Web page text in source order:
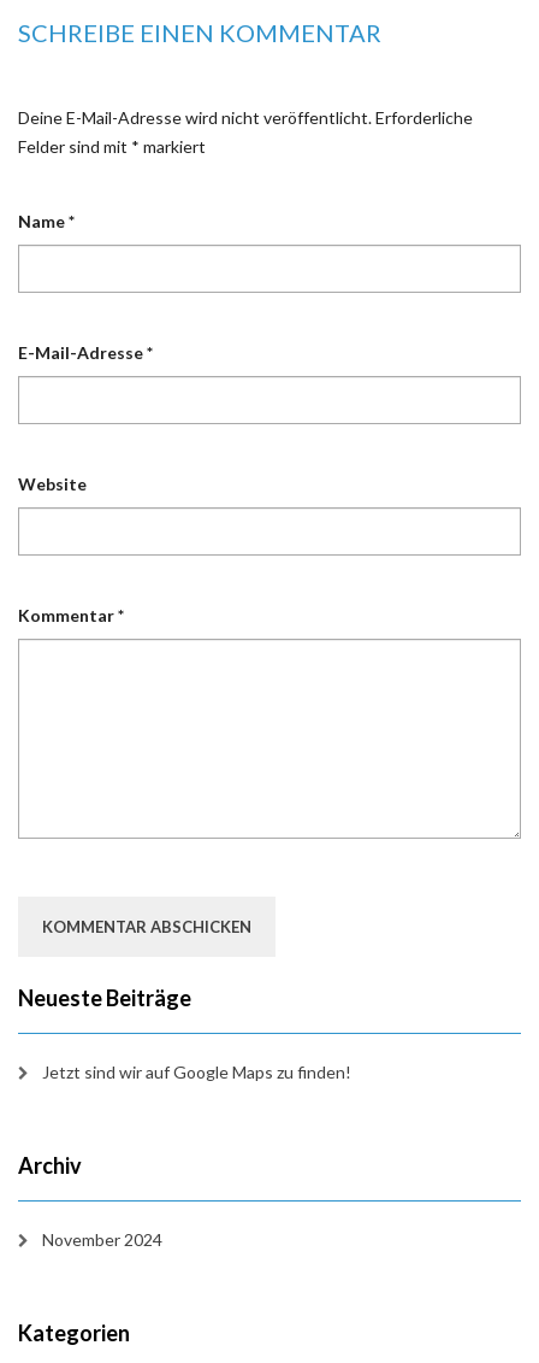
SCHREIBE EINEN KOMMENTAR
Deine E-Mail-Adresse wird nicht veröffentlicht.Erforderliche
Felder sind mit * markiert
Name*
E-Mail-Adresse*
Website
Kommentar*
Neueste Beiträge
Jetzt sind wir auf Google Maps zu finden!
Archiv
November 2024
Kategorien